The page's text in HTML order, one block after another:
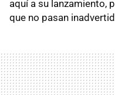
aquí a su lanzamiento,
que no pasan